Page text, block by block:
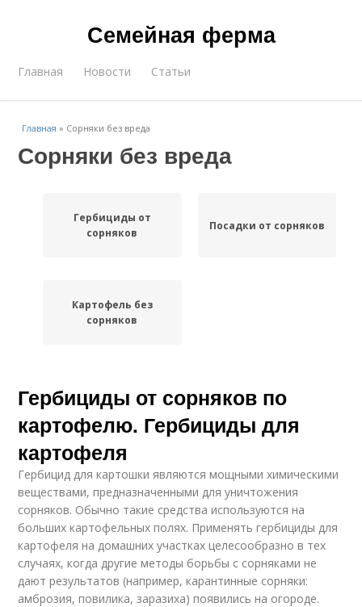
Семейная ферма
Главная Новости Статьи
Главная » Сорняки без вреда
Сорняки без вреда
Гербициды от
сорняков
Посадки от сорняков
Картофель без
сорняков
Гербициды от сорняков по
картофелю. Гербициды для
картофеля
Гербицид для картошки являются мощными химическими
веществами, предназначенными для уничтожения
сорняков. Обычно такие средства используются на
больших картофельных полях. Применять гербициды для
картофеля на домашних участках целесообразно в тех
случаях, когда другие методы борьбы с сорняками не
дают результатов (например, карантинные сорняки:
амброзия, повилика, заразиха) появились на огороде.